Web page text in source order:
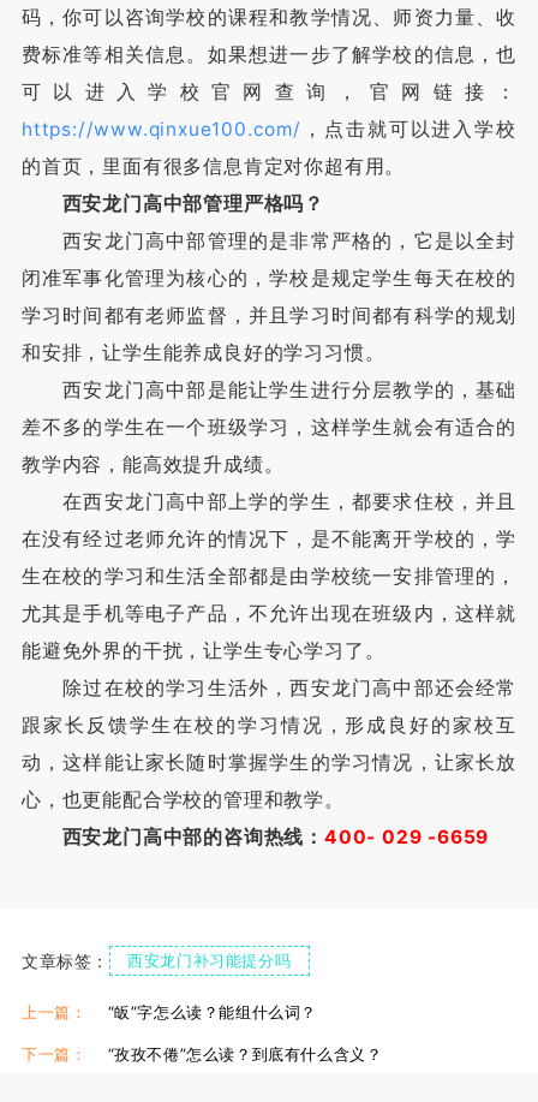
码，你可以咨询学校的课程和教学情况、师资力量、收
费标准等相关信息。如果想进一步了解学校的信息，也
可以进入学校官网查询，官网链接：
https://www.qinxue100.com/ ，点击就可以进入学校
的首页，里面有很多信息肯定对你超有用。
西安龙门高中部管理严格吗？
西安龙门高中部管理的是非常严格的，它是以全封
闭准军事化管理为核心的，学校是规定学生每天在校的
学习时间都有老师监督，并且学习时间都有科学的规划
和安排，让学生能养成良好的学习习惯。
西安龙门高中部是能让学生进行分层教学的，基础
差不多的学生在一个班级学习，这样学生就会有适合的
教学内容，能高效提升成绩。
在西安龙门高中部上学的学生，都要求住校，并且
在没有经过老师允许的情况下，是不能离开学校的，学
生在校的学习和生活全部都是由学校统一安排管理的，
尤其是手机等电子产品，不允许出现在班级内，这样就
能避免外界的干扰，让学生专心学习了。
除过在校的学习生活外，西安龙门高中部还会经常
跟家长反馈学生在校的学习情况，形成良好的家校互
动，这样能让家长随时掌握学生的学习情况，让家长放
心，也更能配合学校的管理和教学。
西安龙门高中部的咨询热线： 400- 029 -6659
文章标签： 西安龙门补习能提分吗
西安龙门高考补课机构 西安龙门全日制学校
上一篇： “皈”字怎么读？能组什么词？
下一篇： “孜孜不倦”怎么读？到底有什么含义？